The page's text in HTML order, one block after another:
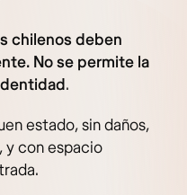
chilenos deben
No se permite la
.
estado, sin daños,
y con espacio